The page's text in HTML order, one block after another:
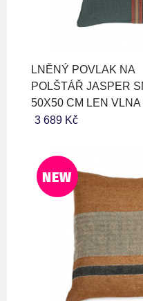
LNĚNÝ POVLAK NA
POLŠTÁŘ JASPER
50X50 CM LEN VLNA
3 689 Kč
NEW